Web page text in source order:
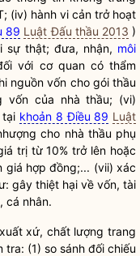
(iv) hành vi cản trở hoạt
89 Luật Đấu thầu 2013 )
sự thật; đưa, nhận, môi
với cơ quan có thẩm
nguồn vốn cho gói thầu
vốn của nhà thầu; (vi)
tại khoản 8 Điều 89 Luật
cho nhà thầu phụ
trị từ 10% trở lên hoặc
giá hợp đồng;... (vii) xác
gây thiệt hại về vốn, tài
cá nhân.
xứ, chất lượng trang
(1) so sánh đối chiếu